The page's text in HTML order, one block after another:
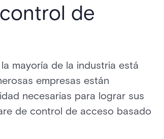
de
mayoría de la industria está
empresas están
necesarias para lograr sus
de control de acceso basado